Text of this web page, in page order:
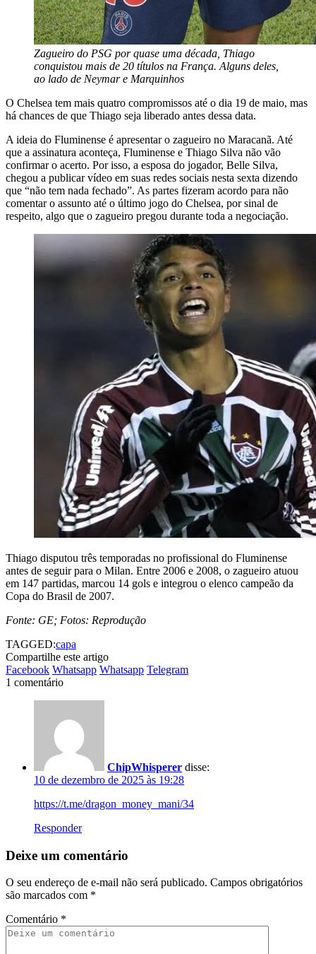
Zagueiro do PSG por quase uma década, Thiago
conquistou mais de 20 títulos na França. Alguns deles,
ao lado de Neymar e Marquinhos
O Chelsea tem mais quatro compromissos até o dia 19 de maio, mas
há chances de que Thiago seja liberado antes dessa data.
A ideia do Fluminense é apresentar o zagueiro no Maracanã. Até
que a assinatura aconteça, Fluminense e Thiago Silva não vão
confirmar o acerto. Por isso, a esposa do jogador, Belle Silva,
chegou a publicar vídeo em suas redes sociais nesta sexta dizendo
que “não tem nada fechado”. As partes fizeram acordo para não
comentar o assunto até o último jogo do Chelsea, por sinal de
respeito, algo que o zagueiro pregou durante toda a negociação.
Thiago disputou três temporadas no profissional do Fluminense
antes de seguir para o Milan. Entre 2006 e 2008, o zagueiro atuou
em 147 partidas, marcou 14 gols e integrou o elenco campeão da
Copa do Brasil de 2007.
Fonte: GE; Fotos: Reprodução
TAGGED:capa
Compartilhe este artigo
Facebook Whatsapp Whatsapp Telegram
1 comentário
ChipWhisperer disse:
10 de dezembro de 2025 às 19:28
https://t.me/dragon_money_mani/34
Responder
Deixe um comentário
O seu endereço de e-mail não será publicado. Campos obrigatórios
são marcados com *
Comentário *